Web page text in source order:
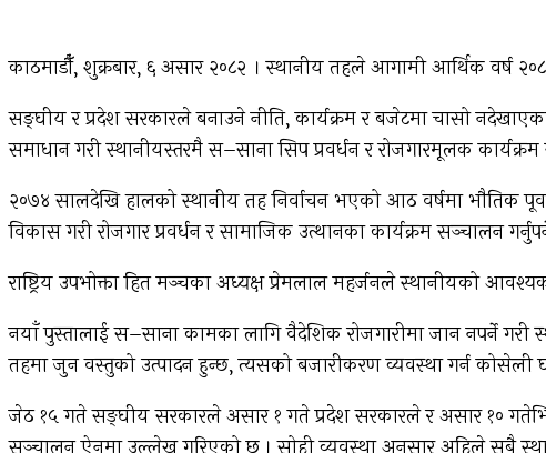
काठमाडौँ, शुक्रबार, ६ असार २०८२ । स्थानीय तहले आगामी आर्थिक वर्ष
सङ्घीय र प्रदेश सरकारले बनाउने नीति, कार्यक्रम र बजेटमा चासो
समाधान गरी स्थानीयस्तरमै स–साना सिप प्रवर्धन र रोजगारमूलक
२०७४ सालदेखि हालको स्थानीय तह निर्वाचन भएको आठ वर्षमा भौतिक
विकास गरी रोजगार प्रवर्धन र सामाजिक उत्थानका कार्यक्रम सञ्चालन
राष्ट्रिय उपभोक्ता हित मञ्चका अध्यक्ष प्रेमलाल महर्जनले स्थानीयको
नयाँ पुस्तालाई स–साना कामका लागि वैदेशिक रोजगारीमा जान नपर्ने
तहमा जुन वस्तुको उत्पादन हुन्छ, त्यसको बजारीकरण व्यवस्था गर्न कोसेली
जेठ १५ गते सङ्घीय सरकारले असार १ गते प्रदेश सरकारले र असार १०